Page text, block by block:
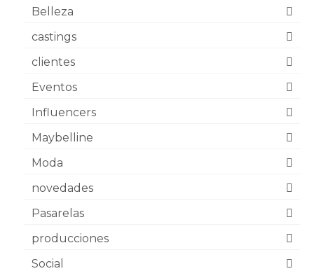
Belleza
castings
clientes
Eventos
Influencers
Maybelline
Moda
novedades
Pasarelas
producciones
Social